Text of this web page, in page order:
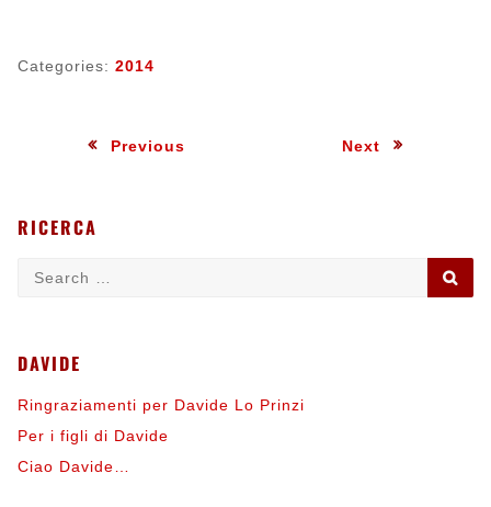
Categories: 2014
Navigazione
Previous Next:
RICERCA
DAVIDE
Ringraziamenti per Davide Lo Prinzi
Per i figli di Davide
Ciao Davide…